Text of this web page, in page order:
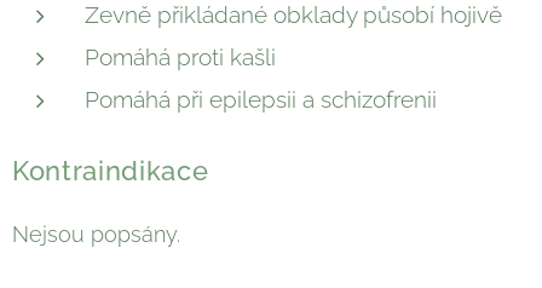
Zevně přikládané obklady působí hojivě
Pomáhá proti kašli
Pomáhá při epilepsii a schizofrenii
Kontraindikace
Nejsou popsány.